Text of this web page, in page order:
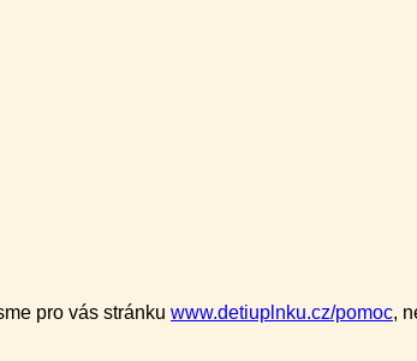
pro vás stránku www.detiuplnku.cz/pomoc,